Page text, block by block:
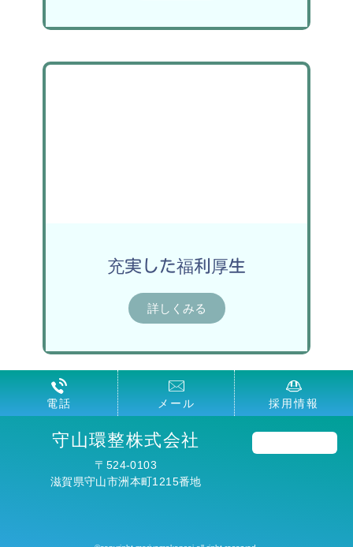
充実した福利厚生
詳しくみる
電話 メール 採用情報
守山環整株式会社
〒524-0103
滋賀県守山市洲本町1215番地